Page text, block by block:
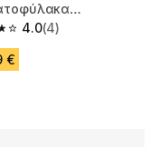
CLR Pro - Λευκά
4.0
of 5 stars from 4
(4)
€